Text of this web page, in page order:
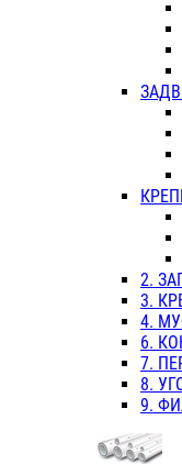
2.
3.
4.
6.
7.
8.
9.